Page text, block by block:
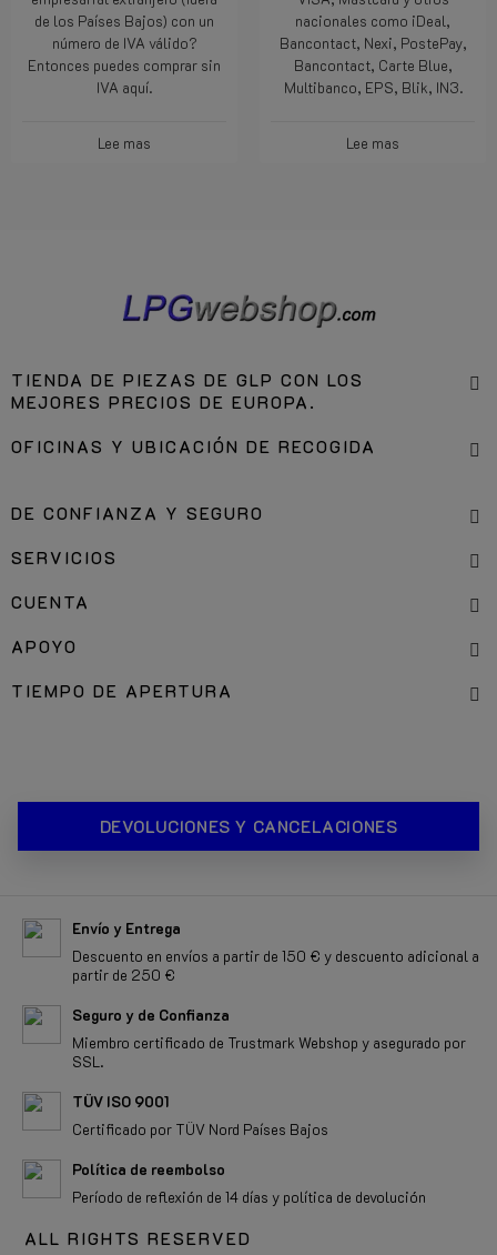
de los Países Bajos) con un
número de IVA válido?
Entonces puedes comprar sin
IVA aquí.
Lee mas
nacionales como iDeal,
Bancontact, Nexi, PostePay,
Bancontact, Carte Blue,
Multibanco, EPS, Blik, IN3.
Lee mas
TIENDA DE PIEZAS DE GLP CON LOS
MEJORES PRECIOS DE EUROPA.
OFICINAS Y UBICACIÓN DE RECOGIDA
DE CONFIANZA Y SEGURO
SERVICIOS
CUENTA
APOYO
TIEMPO DE APERTURA
DEVOLUCIONES Y CANCELACIONES
Envío y Entrega
Descuento en envíos a partir de 150 € y descuento adicional a
partir de 250 €
Seguro y de Confianza
Miembro certificado de Trustmark Webshop y asegurado por
SSL.
TÜV ISO 9001
Certificado por TÜV Nord Países Bajos
Política de reembolso
Período de reflexión de 14 días y política de devolución
ALL RIGHTS RESERVED